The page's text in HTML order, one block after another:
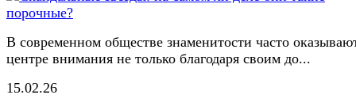
В современном обществе знаменитости часто
центре внимания не только благодаря своим до...
15.02.26